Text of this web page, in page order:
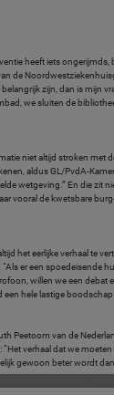
heeft iets ongerijmds,
de
zijn, dan is mijn
we sluiten de
niet altijd stroken met
aldus GL/PvdA-
wetgeving.” En die zit
vooral de kwetsbare
het eerlijke verhaal te
“Als er een spoedeisende
willen we een debat
hele lastige boodschap
Peetoom van de
verhaal dat we
gewoon beter wordt